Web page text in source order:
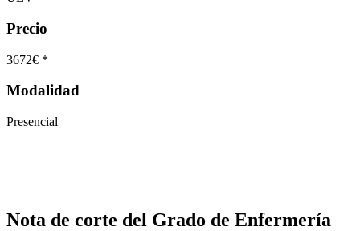
Precio
3672€ *
Modalidad
Presencial
Nota de corte del Grado de Enfermería